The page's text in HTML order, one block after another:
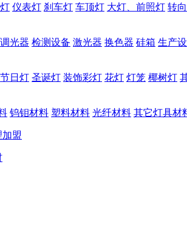
仪表灯 刹车灯 车顶灯 大灯、前照灯 转
调光器 检测设备 激光器 换色器 硅箱 生产
节日灯 圣诞灯 装饰彩灯 花灯 灯笼 椰树灯
钨钼材料 塑料材料 光纤材料 其它灯具材
加盟